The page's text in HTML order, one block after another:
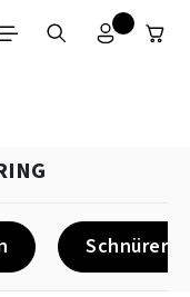
Schnürer